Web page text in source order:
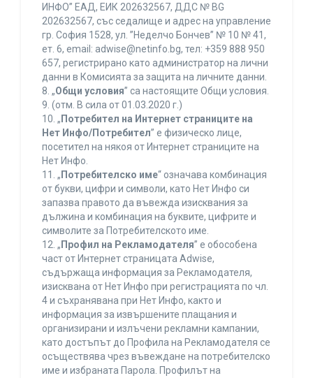
ИНФО” ЕАД, ЕИК 202632567, ДДС № BG
202632567, със седалище и адрес на управление
гр. София 1528, ул. ”Неделчо Бончев” № 10 № 41,
ет. 6, еmail: adwise@netinfo.bg, тел: +359 888 950
657, регистрирано като администратор на лични
данни в Комисията за защита на личните данни.
8. „Общи условия” са настоящите Общи условия.
9. (отм. В сила от 01.03.2020 г.)
10. „ Потребител на Интернет страниците на
Нет Инфо/Потребител” е физическо лице,
посетител на някоя от Интернет страниците на
Нет Инфо.
11. „ Потребителско име“ означава комбинация
от букви, цифри и символи, като Нет Инфо си
запазва правото да въвежда изисквания за
дължина и комбинация на буквите, цифрите и
символите за Потребителското име.
12. „ Профил на Рекламодателя” е обособена
част от Интернет страницата Adwise,
съдържаща информация за Рекламодателя,
изисквана от Нет Инфо при регистрацията по чл.
4 и съхранявана при Нет Инфо, както и
информация за извършените плащания и
организирани и излъчени рекламни кампании,
като достъпът до Профила на Рекламодателя се
осъществява чрез въвеждане на потребителско
име и избраната Парола. Профилът на